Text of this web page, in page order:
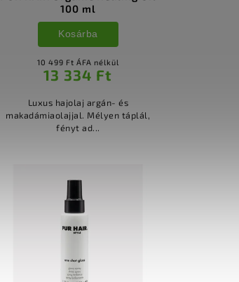
100 ml
10 499 Ft ÁFA nélkül
13 334 Ft
Kosárba
Luxus hajolaj argán- és
makadámiaolajjal. Mélyen táplál,
fényt ad...